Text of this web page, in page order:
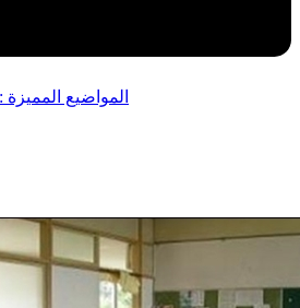
المواضيع المميزة :